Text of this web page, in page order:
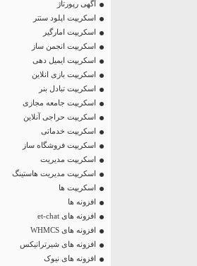
آگهی رپورتاژ
اسکریپت اپلود سنتر
اسکریپت امارگیر
اسکریپت انجمن ساز
اسکریپت ایمیل دهی
اسکریپت بازی انلاین
اسکریپت تبادل بنر
اسکریپت جامعه مجازی
اسکریپت حراجی آنلاین
اسکریپت خدماتی
اسکریپت فروشگاه ساز
اسکریپت مدیریت
اسکریپت مدیریت هاستینگ
اسکریپت ها
افزونه ها
افزونه های et-chat
افزونه های WHMCS
افزونه های شیرترانیکس
افزونه های نیوک